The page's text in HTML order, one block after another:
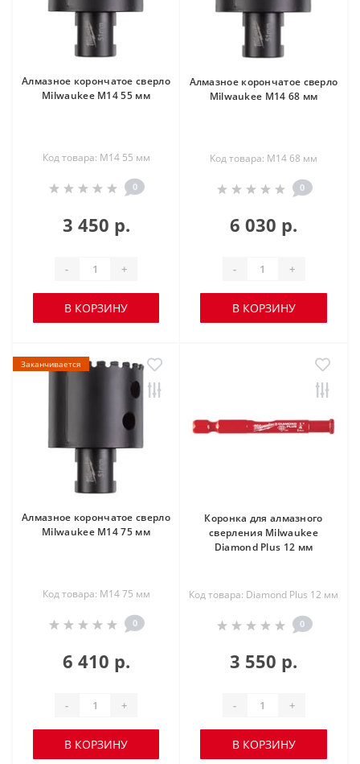
Алмазное корончатое сверло
Milwaukee М14 55 мм
Код товара: М14 55 мм
0
3 450 р.
- +
В КОРЗИНУ
Алмазное корончатое сверло
Milwaukee М14 68 мм
Код товара: М14 68 мм
0
6 030 р.
- +
В КОРЗИНУ
Заканчивается
Алмазное корончатое сверло
Milwaukee М14 75 мм
Код товара: М14 75 мм
0
6 410 р.
- +
В КОРЗИНУ
Коронка для алмазного
сверления Milwaukee
Diamond Plus 12 мм
Код товара: Diamond Plus 12 мм
0
3 550 р.
- +
В КОРЗИНУ